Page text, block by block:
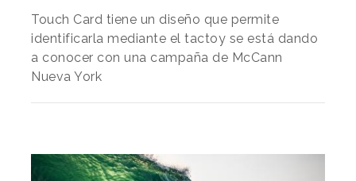
Touch Card tiene un diseño que permite
identificarla mediante el tactoy se está dando
a conocer con una campaña de McCann
Nueva York